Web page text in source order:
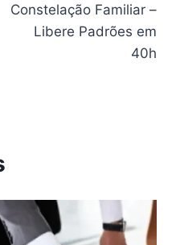
Constelação Familiar –
Libere Padrões em
40h